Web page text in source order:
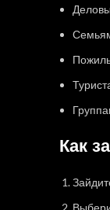
Как